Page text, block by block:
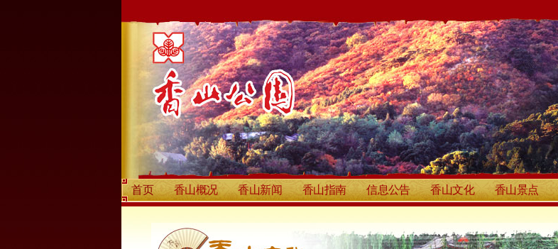
首页 香山概况 香山新闻 香山指南 信息公告 香山文化 香山景点